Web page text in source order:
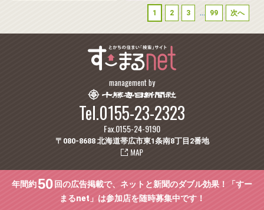
1 2 3 ... 99 次へ
management by
Tel.0155-23-2323
Fax.0155-24-9190
〒080-8688 北海道帯広市東1条南8丁目2番地
年間約50 回の広告掲載で、ネットと新聞のダブル効果！「すー
まるnet」は参加店を随時募集中です！